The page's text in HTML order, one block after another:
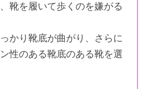
靴を履いて歩くのを嫌がる
かり靴底が曲がり、さらに
性のある靴底のある靴を選